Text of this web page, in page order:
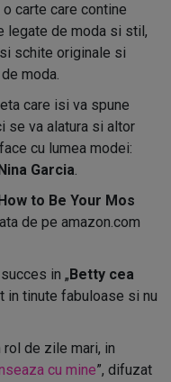
carte care contine
legate de moda si stil,
schite originale si
moda.
care isi va spune
se va alatura si altor
cu lumea modei:
Garcia.
to Be Your Mos
de pe amazon.com
in „Betty cea
in tinute fabuloase si nu
de zile mari, in
cu mine”, difuzat